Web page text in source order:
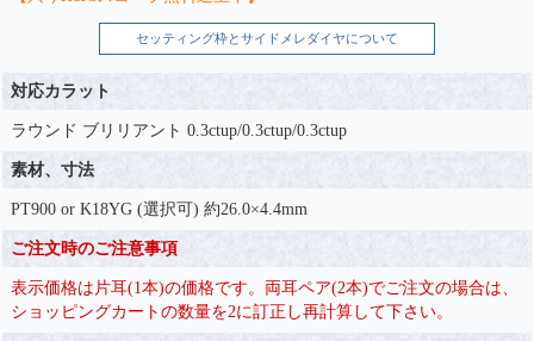
セッティング枠とサイドメレダイヤについて
対応カラット
ラウンド ブリリアント 0.3ctup/0.3ctup/0.3ctup
素材、寸法
PT900 or K18YG (選択可) 約26.0×4.4mm
ご注文時のご注意事項
表示価格は片耳(1本)の価格です。両耳ペア(2本)でご注文の場合は、
ショッピングカートの数量を2に訂正し再計算して下さい。